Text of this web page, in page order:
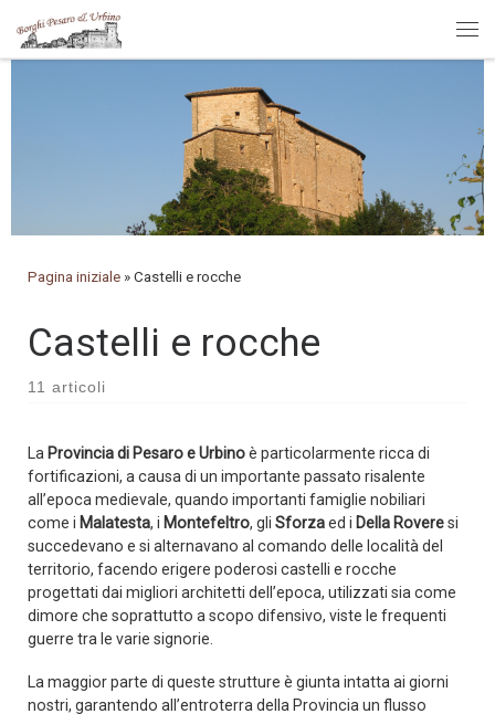
Passa al contenuto
Pagina iniziale » Castelli e rocche
Castelli e rocche
11 articoli
La Provincia di Pesaro e Urbinoè particolarmente ricca di
fortificazioni, a causa di un importante passato risalente
all’epoca medievale, quando importanti famiglie nobiliari
come i Malatesta, i Montefeltro, gli Sforzaed i Della Roveresi
succedevano e si alternavano al comando delle località del
territorio, facendo erigere poderosi castelli e rocche
progettati dai migliori architetti dell’epoca, utilizzati sia come
dimore che soprattutto a scopo difensivo, viste le frequenti
guerre tra le varie signorie.
La maggior parte di queste strutture è giunta intatta ai giorni
nostri, garantendo all’entroterra della Provincia un flusso